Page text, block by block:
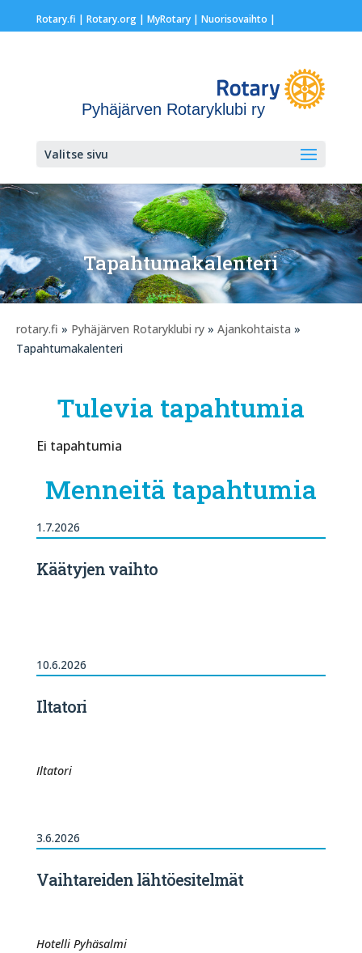
Rotary.fi | Rotary.org| MyRotary | Nuorisovaihto |
Pyhäjärven Rotaryklubi ry
Valitse sivu
Tapahtumakalenteri
rotary.fi » Pyhäjärven Rotaryklubi ry » Ajankohtaista »
Tapahtumakalenteri
Tulevia tapahtumia
Ei tapahtumia
Menneitä tapahtumia
1.7.2026
Käätyjen vaihto
10.6.2026
Iltatori
Iltatori
3.6.2026
Vaihtareiden lähtöesitelmät
Hotelli Pyhäsalmi